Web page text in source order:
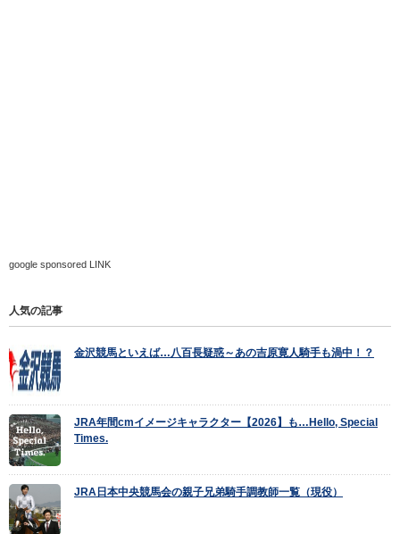
google sponsored LINK
人気の記事
金沢競馬といえば…八百長疑惑～あの吉原寛人騎手も渦中！？
JRA年間cmイメージキャラクター【2026】も…Hello, Special
Times.
JRA日本中央競馬会の親子兄弟騎手調教師一覧（現役）